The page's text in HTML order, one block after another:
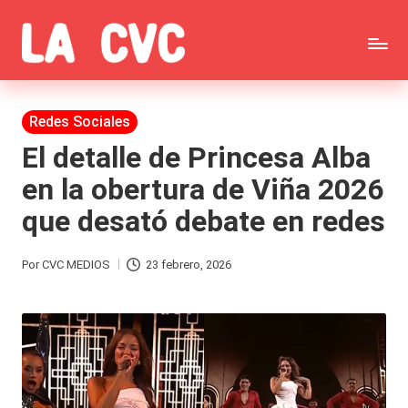
Saltar
al
contenido
C
o
p
u
c
h
a
y
F
ar
Todas
las
noticias
de
la
Tierra
Brava,
Gran
Publicada
en
Redes Sociales
El detalle de Princesa Alba
en la obertura de Viña 2026
que desató debate en redes
Publicado
PorCVC MEDIOS 23 febrero, 2026